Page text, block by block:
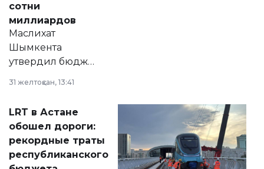
сотни
миллиардов
Маслихат
Шымкента
утвердил бюджет
2028 годы.
документ
появился в базе
нормативных
правовых актов и
31 желтоқсан, 13:41
LRT в Астане
обошел дороги:
рекордные траты
республиканского